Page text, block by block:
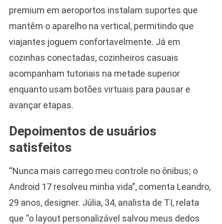
premium em aeroportos instalam suportes que
mantêm o aparelho na vertical, permitindo que
viajantes joguem confortavelmente. Já em
cozinhas conectadas, cozinheiros casuais
acompanham tutoriais na metade superior
enquanto usam botões virtuais para pausar e
avançar etapas.
Depoimentos de usuários
satisfeitos
“Nunca mais carrego meu controle no ônibus; o
Android 17 resolveu minha vida”, comenta Leandro,
29 anos, designer. Júlia, 34, analista de TI, relata
que “o layout personalizável salvou meus dedos